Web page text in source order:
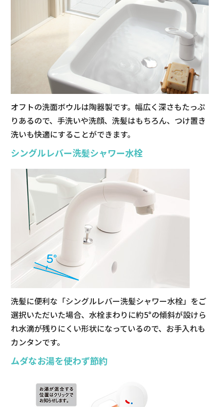
オフトの洗面ボウルは陶器製です。幅広く深さもたっぷ
りあるので、手洗いや洗顔、洗髪はもちろん、つけ置き
洗いも快適にすることができます。
シングルレバー洗髪シャワー水栓
洗髪に便利な「シングルレバー洗髪シャワー水栓」をご
選択いただいた場合、水栓まわりに約5°の傾斜が設けら
れ水滴が残りにくい形状になっているので、お手入れも
カンタンです。
ムダなお湯を使わず節約